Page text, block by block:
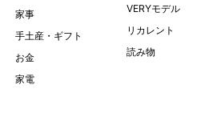
家事
手土産・ギフト
お金
家電
VERYモデル
リカレント
読み物